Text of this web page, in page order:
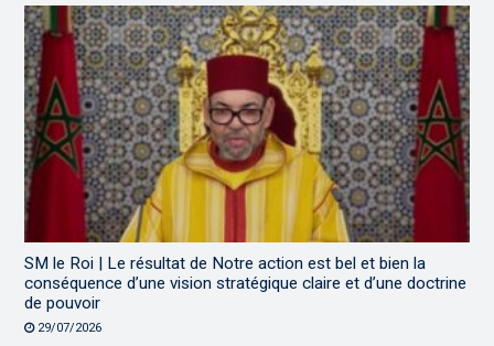
SM le Roi | Le résultat de Notre action est bel et bien la
conséquence d’une vision stratégique claire et d’une doctrine
de pouvoir
29/07/2026